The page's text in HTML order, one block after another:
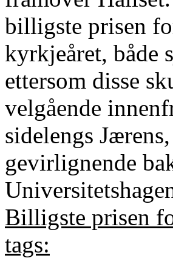
billigste prisen
kyrkjeåret, både
ettersom disse
velgående
sidelengs
gevirlignende
Billigste prisen
tags: